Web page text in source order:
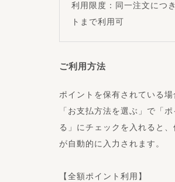
利用限度：同一注文につ
トまで利用可
ご利用方法
ポイントを保有されている
「お支払方法を選ぶ」で「
る」にチェックを入れると
が自動的に入力されます。
【全額ポイント利用】